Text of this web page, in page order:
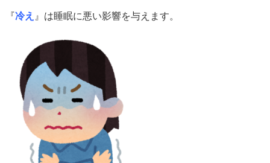
『冷え 』は睡眠に悪い影響を与えます。